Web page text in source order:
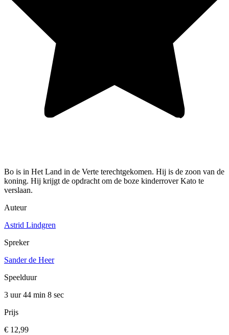
Bo is in Het Land in de Verte terechtgekomen. Hij is de zoon van de
koning. Hij krijgt de opdracht om de boze kinderrover Kato te
verslaan.
Auteur
Astrid Lindgren
Spreker
Sander de Heer
Speelduur
3 uur 44 min 8 sec
Prijs
€ 12,99